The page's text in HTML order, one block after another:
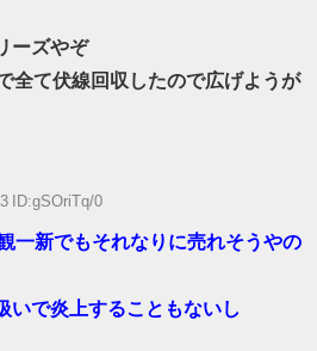
ーズやぞ
全て伏線回収したので広げようが
ID:gSOriTq/0
一新でもそれなりに売れそうやの
いで炎上することもないし